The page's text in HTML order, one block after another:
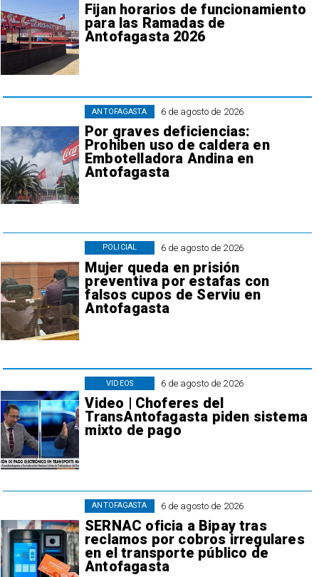
Fijan horarios de funcionamiento
para las Ramadas de
Antofagasta 2026
6 de agosto de 2026
Por graves deficiencias:
Prohiben uso de caldera en
Embotelladora Andina en
Antofagasta
ANTOFAGASTA
6 de agosto de 2026
Mujer queda en prisión
preventiva por estafas con
falsos cupos de Serviu en
Antofagasta
POLICIAL
6 de agosto de 2026
Video | Choferes del
TransAntofagasta piden sistema
mixto de pago
VIDEOS
6 de agosto de 2026
SERNAC oficia a Bipay tras
reclamos por cobros irregulares
en el transporte público de
Antofagasta
ANTOFAGASTA